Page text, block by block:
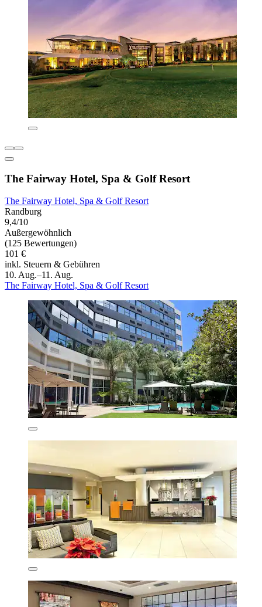
The Fairway Hotel, Spa & Golf Resort
The Fairway Hotel, Spa & Golf Resort
Randburg
9,4/10
Außergewöhnlich
(125 Bewertungen)
101 €
inkl. Steuern & Gebühren
10. Aug.–11. Aug.
The Fairway Hotel, Spa & Golf Resort